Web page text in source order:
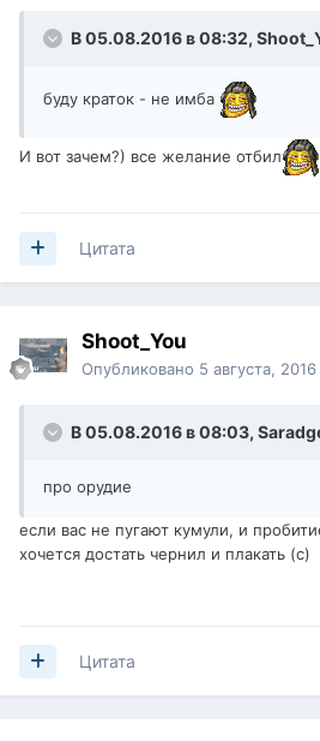
В 05.08.2016 в 08:32,
буду краток - не имба
И вот зачем?) все желание отбил
Цитата
Shoot_You
Опубликовано 5 августа, 2016
В 05.08.2016 в 08:03,
про орудие
если вас не пугают кумули, и
хочется достать чернил и плакать
Цитата